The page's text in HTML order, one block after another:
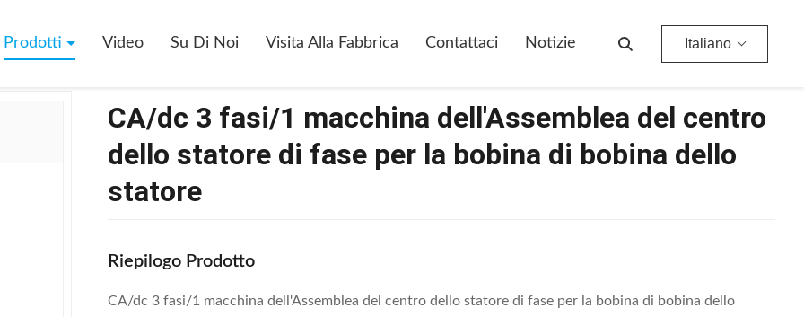
Prodotti Video Su Di Noi Visita Alla Fabbrica Contattaci Notizie Italiano
CA/dc 3 fasi/1 macchina dell'Assemblea del centro
dello statore di fase per la bobina di bobina dello
statore
Riepilogo Prodotto
CA/dc 3 fasi/1 macchina dell'Assemblea del centro dello statore di fase per la bobina di bobina dello